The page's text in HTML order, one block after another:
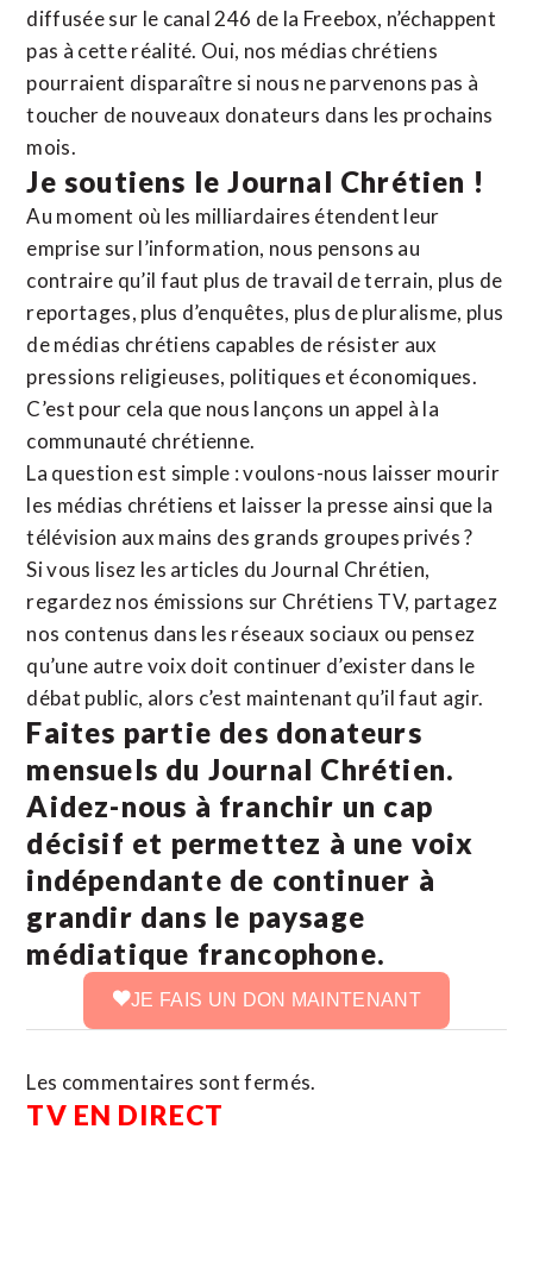
diffusée sur le canal 246 de la Freebox, n’échappent
pas à cette réalité. Oui, nos médias chrétiens
pourraient disparaître si nous ne parvenons pas à
toucher de nouveaux donateurs dans les prochains
mois.
Je soutiens le Journal Chrétien !
Au moment où les milliardaires étendent leur
emprise sur l’information, nous pensons au
contraire qu’il faut plus de travail de terrain, plus de
reportages, plus d’enquêtes, plus de pluralisme, plus
de médias chrétiens capables de résister aux
pressions religieuses, politiques et économiques.
C’est pour cela que nous lançons un appel à la
communauté chrétienne.
La question est simple : voulons-nous laisser mourir
les médias chrétiens et laisser la presse ainsi que la
télévision aux mains des grands groupes privés ?
Si vous lisez les articles du Journal Chrétien,
regardez nos émissions sur Chrétiens TV, partagez
nos contenus dans les réseaux sociaux ou pensez
qu’une autre voix doit continuer d’exister dans le
débat public, alors c’est maintenant qu’il faut agir.
Faites partie des donateurs
mensuels du Journal Chrétien.
Aidez-nous à franchir un cap
décisif et permettez à une voix
indépendante de continuer à
grandir dans le paysage
médiatique francophone.
JE FAIS UN DON MAINTENANT
Les commentaires sont fermés.
TV EN DIRECT